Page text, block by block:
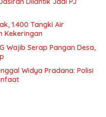
1.400 Tangki Air
Kekeringan
Wajib Serap Pangan Desa,
Widya Pradana: Polisi